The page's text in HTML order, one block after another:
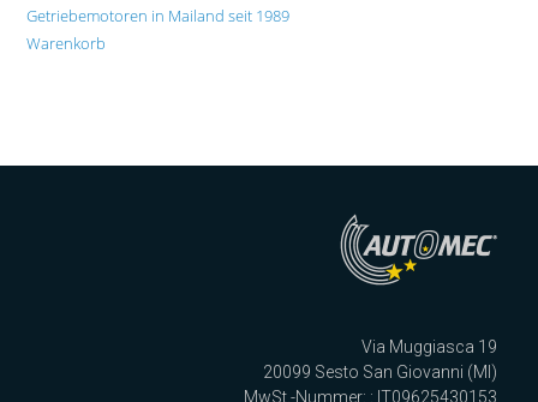
Getriebemotoren in Mailand seit 1989
Warenkorb
Via Muggiasca 19
20099 Sesto San Giovanni (MI)
MwSt.-Nummer: : IT09625430153